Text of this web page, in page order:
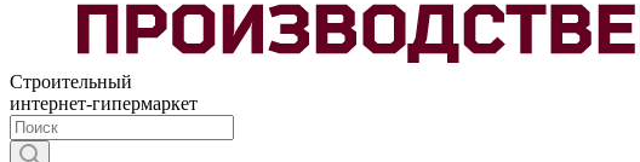
Строительный
интернет-гипермаркет